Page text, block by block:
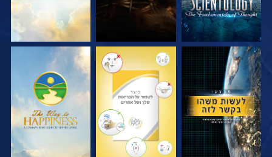
צפה צפה